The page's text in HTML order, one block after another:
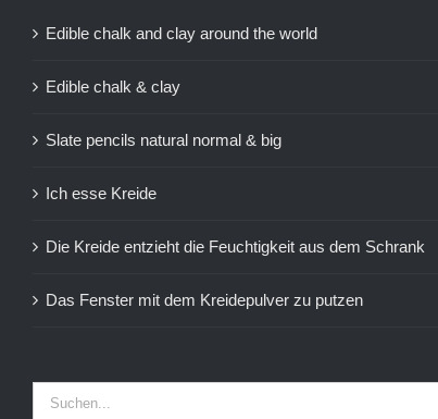
Edible chalk and clay around the world
Edible chalk & clay
Slate pencils natural normal & big
Ich esse Kreide
Die Kreide entzieht die Feuchtigkeit aus dem Schrank
Das Fenster mit dem Kreidepulver zu putzen